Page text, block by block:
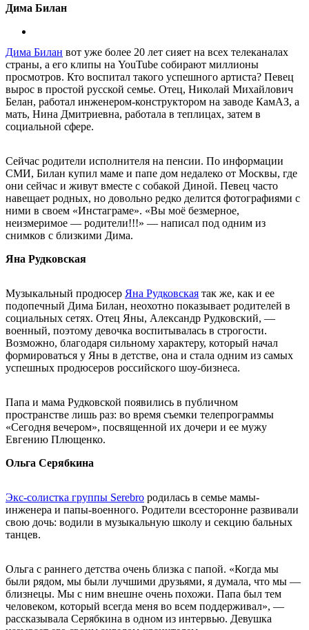
Дима Билан
Дима Билан вот уже более 20 лет сияет на всех телеканалах
страны, а его клипы на YouTube собирают миллионы
просмотров. Кто воспитал такого успешного артиста? Певец
вырос в простой русской семье. Отец, Николай Михайлович
Белан, работал инженером-конструктором на заводе КамАЗ, а
мать, Нина Дмитриевна, работала в теплицах, затем в
социальной сфере.
Сейчас родители исполнителя на пенсии. По информации
СМИ, Билан купил маме и папе дом недалеко от Москвы, где
они сейчас и живут вместе с собакой Диной. Певец часто
навещает родных, но довольно редко делится фотографиями с
ними в своем «Инстаграме». «Вы моё безмерное,
неизмеримое — родители!!!» — написал под одним из
снимков с близкими Дима.
Яна Рудковская
Музыкальный продюсер Яна Рудковская так же, как и ее
подопечный Дима Билан, неохотно показывает родителей в
социальных сетях. Отец Яны, Александр Рудковский, —
военный, поэтому девочка воспитывалась в строгости.
Возможно, благодаря сильному характеру, который начал
формироваться у Яны в детстве, она и стала одним из самых
успешных продюсеров российского шоу-бизнеса.
Папа и мама Рудковской появились в публичном
пространстве лишь раз: во время съемки телепрограммы
«Сегодня вечером», посвященной их дочери и ее мужу
Евгению Плющенко.
Ольга Серябкина
Экс-солистка группы Serebro родилась в семье мамы-
инженера и папы-военного. Родители всесторонне развивали
свою дочь: водили в музыкальную школу и секцию бальных
танцев.
Ольга с раннего детства очень близка с папой. «Когда мы
были рядом, мы были лучшими друзьями, я думала, что мы —
близнецы. Мы с ним внешне очень похожи. Папа был тем
человеком, который всегда меня во всем поддерживал», —
рассказывала Серябкина в одном из интервью. Девушка